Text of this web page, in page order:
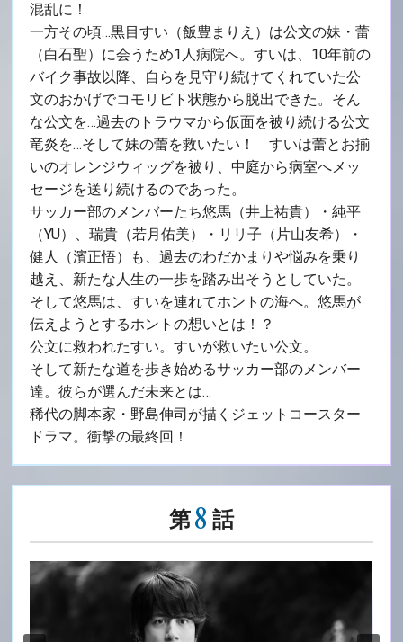
混乱に！
一方その頃…黒目すい（飯豊まりえ）は公文の妹・蕾
（白石聖）に会うため1人病院へ。すいは、10年前の
バイク事故以降、自らを見守り続けてくれていた公
文のおかげでコモリビト状態から脱出できた。そん
な公文を…過去のトラウマから仮面を被り続ける公文
竜炎を…そして妹の蕾を救いたい！ すいは蕾とお揃
いのオレンジウィッグを被り、中庭から病室へメッ
セージを送り続けるのであった。
サッカー部のメンバーたち悠馬（井上祐貴）・純平
（YU）、瑞貴（若月佑美）・リリ子（片山友希）・
健人（濱正悟）も、過去のわだかまりや悩みを乗り
越え、新たな人生の一歩を踏み出そうとしていた。
そして悠馬は、すいを連れてホントの海へ。悠馬が
伝えようとするホントの想いとは！？
公文に救われたすい。すいが救いたい公文。
そして新たな道を歩き始めるサッカー部のメンバー
達。彼らが選んだ未来とは…
稀代の脚本家・野島伸司が描くジェットコースター
ドラマ。衝撃の最終回！
第8 話